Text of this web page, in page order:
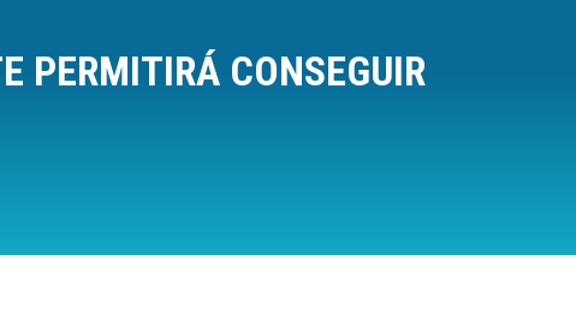
PERMITIRÁ CONSEGUIR